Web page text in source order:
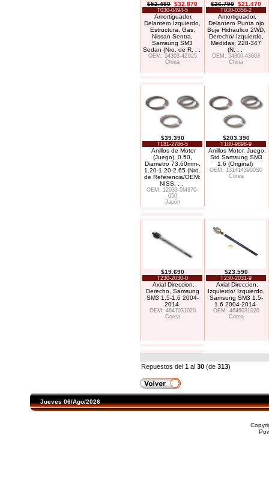
$52.490 $32.870
T030-0494-5
Amortiguador,
Delantero Izquierdo,
Estructura, Gas,
Nissan Sentra,
Samsung SM3
Sedan (Nro. de R. . .
OEM: 54303-4Z025
China
$26.790 $21.470
T030-0358-2
Amortiguador,
Delantero Punta ojo
Buje Hidraulico 2WD,
Derecho/ Izquierdo,
Medidas: 228-347
(N
OEM: 54300-43003
China
$39.390
T181-2786-5
Anillos de Motor
(Juego), 0.50,
Diametro 73.60mm-,
1.20-1.20-2.65 (Nro.
de Referencia/OEM:
NISS
OEM: 12033-5M370-
050
Japón
$203.390
T180-9898-9
Anillos Motor, Juego,
Std Samsung SM3
1.6 (Original)
OEM: 1314143900S0
Corea
$19.690
T230-2030-0
Axial Direccion,
Derecho, Samsung
SM3 1.5-1.6 2004-
2014
OEM: 4647031020
Corea
$23.590
T230-2031-9
Axial Direccion,
Izquierdo/ Izquierdo,
Samsung SM3 1.5-
1.6 2004-2014
OEM: 4646031020
Corea
Repuestos del 1 al 30 (de 313)
Jueves 06/Ago/2026